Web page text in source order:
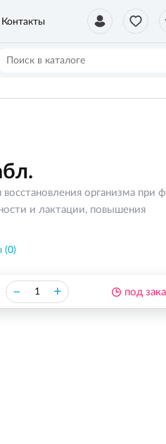
Контакты
организма при
и лактации, повышения
(0)
– + под